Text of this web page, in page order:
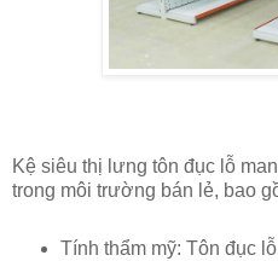
Kệ siêu thị lưng tôn đục lỗ
trong môi trường bán lẻ, bao
Tính thẩm mỹ: Tôn đục